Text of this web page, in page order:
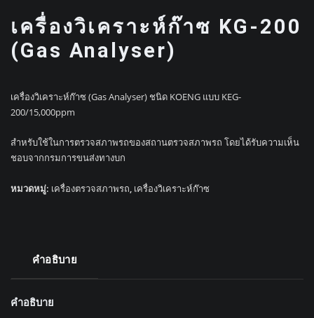
เครื่องวิเคราะห์ก๊าซ KG-200
(Gas Analyser)
เครื่องวิเคราะห์ก๊าซ (Gas Analyser) ชนิด KOENG แบบ KEG-
200/15,000ppm
สำหรับใช้ในการตรวจสภาพรถของสถานตรวจสภาพรถ โดยได้รับความเห็น
ชอบจากกรมการขนส่งทางบก
หมวดหมู่: เครื่องตรวจสภาพรถ, เครื่องวิเคราะห์ก๊าซ
คำอธิบาย
คำอธิบาย